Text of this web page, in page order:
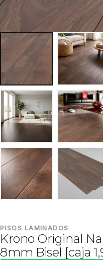
PISOS LAMINADOS
Krono Original
8mm Bisel [caja